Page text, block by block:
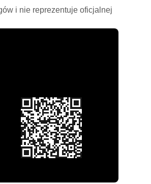
i nie reprezentuje oficjalnej